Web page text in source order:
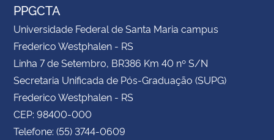
PPGCTA
Universidade Federal de Santa Maria campus
Frederico Westphalen - RS
Linha 7 de Setembro, BR386 Km 40 nº S/N
Secretaria Unificada de Pós-Graduação (SUPG)
Frederico Westphalen - RS
CEP: 98400-000
Telefone: (55) 3744-0609